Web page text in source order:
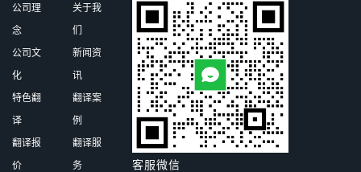
公司理
念
公司文
化
特色翻
译
翻译报
价
关于我
们
新闻资
讯
翻译案
例
翻译服
务
客服微信